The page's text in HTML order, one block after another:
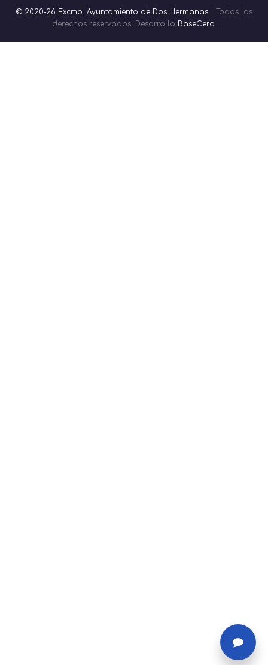
© 2020-26 Excmo. Ayuntamiento de Dos Hermanas| Todos los
derechos reservados. Desarrollo BaseCero.